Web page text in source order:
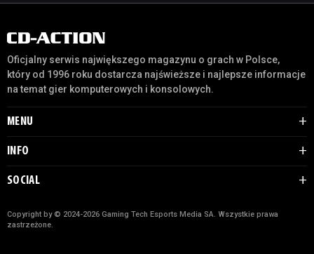
Oficjalny serwis największego magazynu o grach w Polsce,
który od 1996 roku dostarcza najświeższe i najlepsze informacje
na temat gier komputerowych i konsolowych.
MENU
INFO
SOCIAL
Copyright by © 2024-2026 Gaming Tech Esports Media SA. Wszystkie prawa
zastrzeżone.